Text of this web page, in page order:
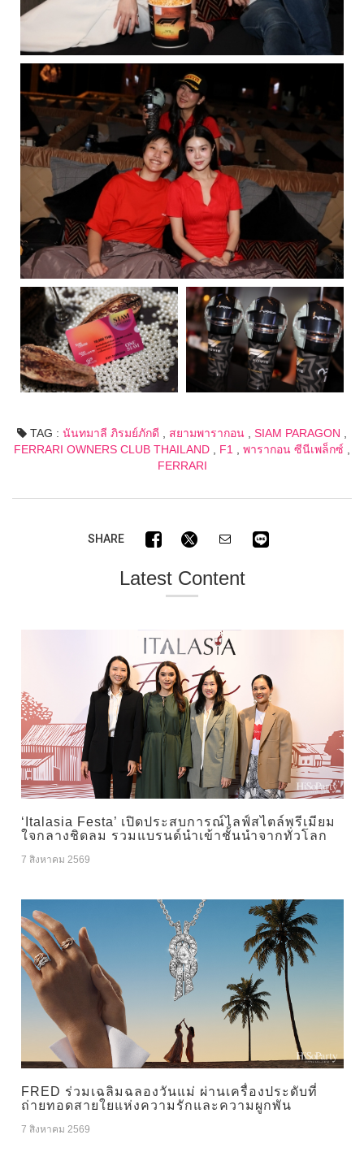
TAG : นันทมาลี ภิรมย์ภักดี สยามพารากอน SIAM PARAGON
FERRARI OWNERS CLUB THAILAND
F1 พารากอน ซีนีเพล็กซ์
FERRARI
SHARE
Latest Content
‘Italasia Festa’ เปิดประสบการณ์ไลฟ์สไตล์พรีเมียม
ใจกลางชิดลม รวมแบรนด์นำเข้าชั้นนำจากทั่วโลก
7 สิงหาคม 2569
FRED ร่วมเฉลิมฉลองวันแม่ ผ่านเครื่องประดับที่
ถ่ายทอดสายใยแห่งความรักและความผูกพัน
7 สิงหาคม 2569